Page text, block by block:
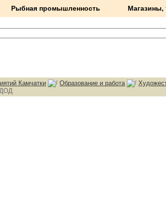
Рыбная промышленность Магазины,
Камчатки Образование и работа